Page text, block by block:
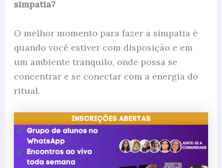
simpatia?
O melhor momento para fazer a simpatia é
quando você estiver com disposição e em
um ambiente tranquilo, onde possa se
concentrar e se conectar com a energia do
ritual.